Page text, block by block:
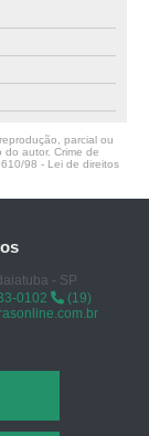
parcial ou
autor. Crime de
98 - Lei de direitos
- SP
0102
(19)